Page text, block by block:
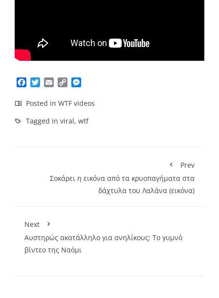
Facebook
TwitterEmailCopy
Posted in WTF videos
Tagged in viral, wtf
Prev
Σοκάρει η εικόνα από τα κρυοπαγήματα στα
δάχτυλα του Λαλάνα (εικόνα)
Next
Αυστηρώς ακατάλληλο για ανηλίκους: Το γυμνό
βίντεο της Ναόμι